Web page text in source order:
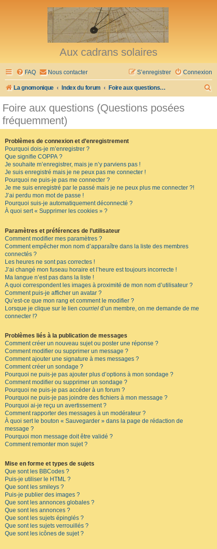
Aux cadrans solaires
FAQ Nous contacter Connexion
S’enregistrer
La gnomonique Index du forum Foire aux questions (Questions posées fréquemment)
Foire aux questions (Questions posées
fréquemment)
Problèmes de connexion et d’enregistrement
Pourquoi dois-je m’enregistrer ?
Que signifie COPPA ?
Je souhaite m’enregistrer, mais je n’y parviens pas !
Je suis enregistré mais je ne peux pas me connecter !
Pourquoi ne puis-je pas me connecter ?
Je me suis enregistré par le passé mais je ne peux plus me connecter ?!
J’ai perdu mon mot de passe !
Pourquoi suis-je automatiquement déconnecté ?
À quoi sert « Supprimer les cookies » ?
Paramètres et préférences de l’utilisateur
Comment modifier mes paramètres ?
Comment empêcher mon nom d’apparaître dans la liste des membres
connectés ?
Les heures ne sont pas correctes !
J’ai changé mon fuseau horaire et l’heure est toujours incorrecte !
Ma langue n’est pas dans la liste !
A quoi correspondent les images à proximité de mon nom d’utilisateur ?
Comment puis-je afficher un avatar ?
Qu’est-ce que mon rang et comment le modifier ?
Lorsque je clique sur le lien courriel d’un membre, on me demande de me
connecter !?
Problèmes liés à la publication de messages
Comment créer un nouveau sujet ou poster une réponse ?
Comment modifier ou supprimer un message ?
Comment ajouter une signature à mes messages ?
Comment créer un sondage ?
Pourquoi ne puis-je pas ajouter plus d’options à mon sondage ?
Comment modifier ou supprimer un sondage ?
Pourquoi ne puis-je pas accéder à un forum ?
Pourquoi ne puis-je pas joindre des fichiers à mon message ?
Pourquoi ai-je reçu un avertissement ?
Comment rapporter des messages à un modérateur ?
À quoi sert le bouton « Sauvegarder » dans la page de rédaction de
message ?
Pourquoi mon message doit être validé ?
Comment remonter mon sujet ?
Mise en forme et types de sujets
Que sont les BBCodes ?
Puis-je utiliser le HTML ?
Que sont les smileys ?
Puis-je publier des images ?
Que sont les annonces globales ?
Que sont les annonces ?
Que sont les sujets épinglés ?
Que sont les sujets verrouillés ?
Que sont les icônes de sujet ?